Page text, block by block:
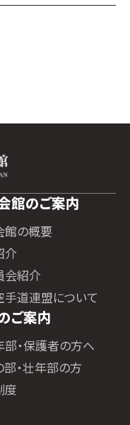
館のご案内
館の概要
介
会紹介
手道連盟について
ご案内
部・保護者の方へ
部・壮年部の方
度